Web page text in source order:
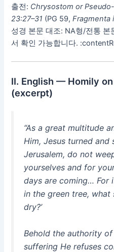
출전: Chrysostom or
23:27–31 (PG 59,Fragmenta
성경 본문 대조: NA형/전통 본
서 확인 가능합니다.
Ⅱ. English — Homily on
(excerpt)
“As a great multitude
Him, Jesus turned and
Jerusalem, do not
yourselves and for
days are coming… For
in the green tree, what
dry?’
Behold the authority
suffering He refuses